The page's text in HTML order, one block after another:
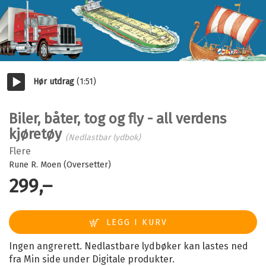
Hør utdrag (1:51)
Biler, båter, tog og fly - all verdens
kjøretøy (Nedlastbar lydbok)
Flere
Rune R. Moen (Oversetter)
299,–
Ingen angrerett. Nedlastbare lydbøker kan lastes ned
fra Min side under Digitale produkter.